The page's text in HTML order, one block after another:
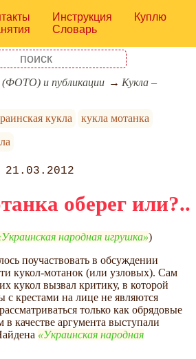
Инструкция
Куплю
Словарь
(ФОТО) и публикации
Кукла –
кукла
кукла мотанка
21.03.2012
оберег или?..
Украинская народная игрушка )
поучаствовать в обсуждении
кукол-мотанок (или узловых). Сам
кукол вызвал критику, в которой
с крестами на лице не являются
только как обрядовые
качестве аргумента выступали
Украинская народная